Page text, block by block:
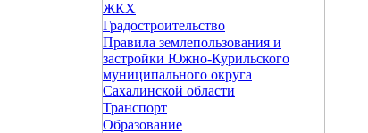
ЖКХ
Градостроительство
Правила землепользования и
застройки Южно-Курильского
муниципального округа
Сахалинской области
Транспорт
Образование